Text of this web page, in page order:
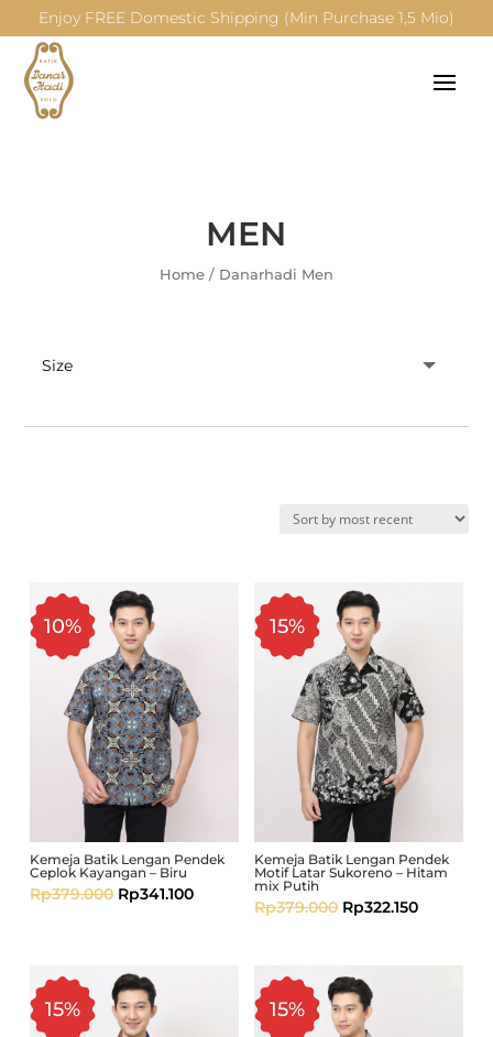
Enjoy FREE Domestic Shipping (Min Purchase 1,5 Mio)
MEN
Home/ Danarhadi Men
10%
Kemeja Batik Lengan Pendek
Ceplok Kayangan – Biru
Rp379.000 Rp341.100
15%
Kemeja Batik Lengan Pendek
Motif Latar Sukoreno – Hitam
mix Putih
Rp379.000 Rp322.150
15% 15%